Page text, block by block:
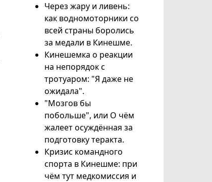
Через жару и ливень:
как водномоторники со
всей страны боролись
за медали в Кинешме.
Кинешемка о реакции
на непорядок с
тротуаром: "Я даже не
ожидала".
"Мозгов бы
побольше", или О чём
жалеет осуждённая за
подготовку теракта.
Кризис командного
спорта в Кинешме: при
чём тут медкомиссия и